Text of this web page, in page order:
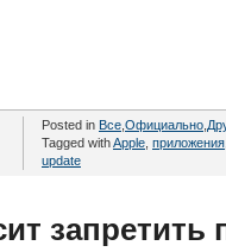
Posted in Все Официально
Tagged withApple приложения
update